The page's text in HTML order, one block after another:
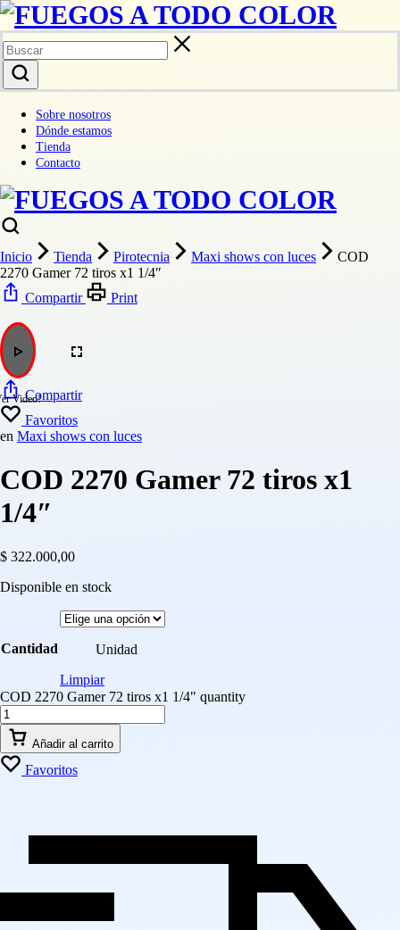
Sobre nosotros
Dónde estamos
Tienda
Contacto
Inicio Tienda Pirotecnia Maxi shows con luces
COD
2270 Gamer 72 tiros x1 1/4″
Compartir
Print
Compartir
Favoritos
en Maxi shows con luces
COD 2270 Gamer 72 tiros x1
1/4″
$ 322.000,00
Disponible en stock
Cantidad
Unidad
Limpiar
COD 2270 Gamer 72 tiros x1 1/4" quantity
Añadir al carrito
Favoritos